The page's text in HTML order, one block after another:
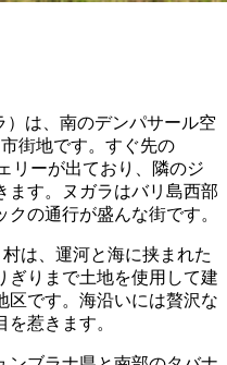
）は、南のデンパサール空
街地です。すぐ先の
リーが出ており、隣のジ
ます。ヌガラはバリ島西部
の通行が盛んな街です。
は、運河と海に挟まれた
ぎりまで土地を使用して建
区です。海沿いには贅沢な
惹きます。